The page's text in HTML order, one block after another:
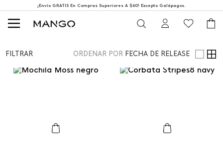
¡Envío GRATIS En Compras Superiores A $60! Excepto Galápagos.
FILTRAR ORDENAR POR FECHA DE RELEASE